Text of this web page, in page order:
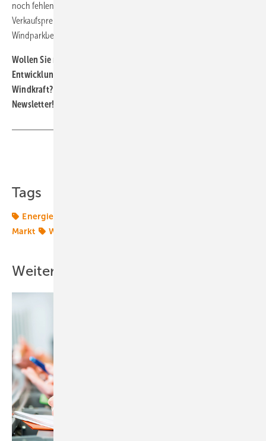
noch fehlenden Differenz. Bringt der Stromhandel einen
Verkaufspreis oberhalb des CFD-Preises ein, müssen die
Windparkbetreiber diesen Überschuss dagegen abführen.
Wollen Sie regelmäßig Informationen über die wichtigsten
Entwicklungsschritte im internationalen Ausbau der Offshore-
Windkraft? Dann abonnieren Sie doch unseren kostenlosen
Newsletter!
Tags
Energiemarkt
Markt
Windmarkt
Weitere Inhalte